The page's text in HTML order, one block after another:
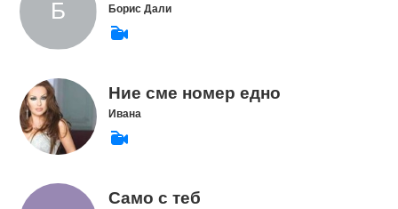
Борис Дали
Ние сме номер едно
Ивана
Само с теб